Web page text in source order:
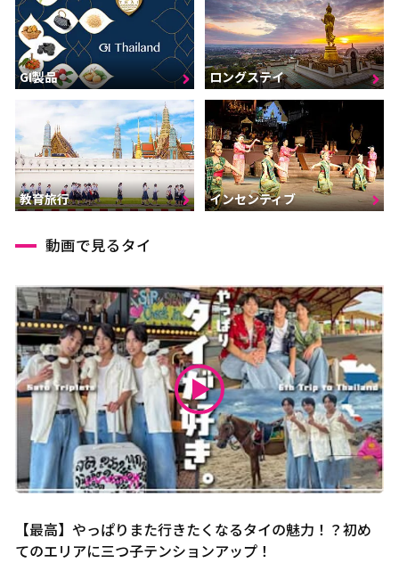
GI製品 ロングステイ
教育旅行 インセンティブ
動画で見るタイ
【最高】やっぱりまた行きたくなるタイの魅力！？初め
てのエリアに三つ子テンションアップ！